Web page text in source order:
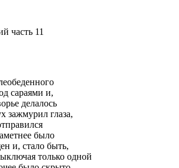
часть 11
сараями и,
делалось
зажмурил глаза,
было
и, стало быть,
только одной